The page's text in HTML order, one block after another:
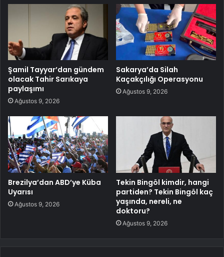
Şamil Tayyar’dan gündem
olacak Tahir Sarıkaya
paylaşımı
Ağustos 9, 2026
Sakarya’da Silah
Kaçakçılığı Operasyonu
Ağustos 9, 2026
Brezilya’dan ABD’ye Küba
Uyarısı
Ağustos 9, 2026
Tekin Bingöl kimdir, hangi
partiden? Tekin Bingöl kaç
yaşında, nereli, ne
doktoru?
Ağustos 9, 2026